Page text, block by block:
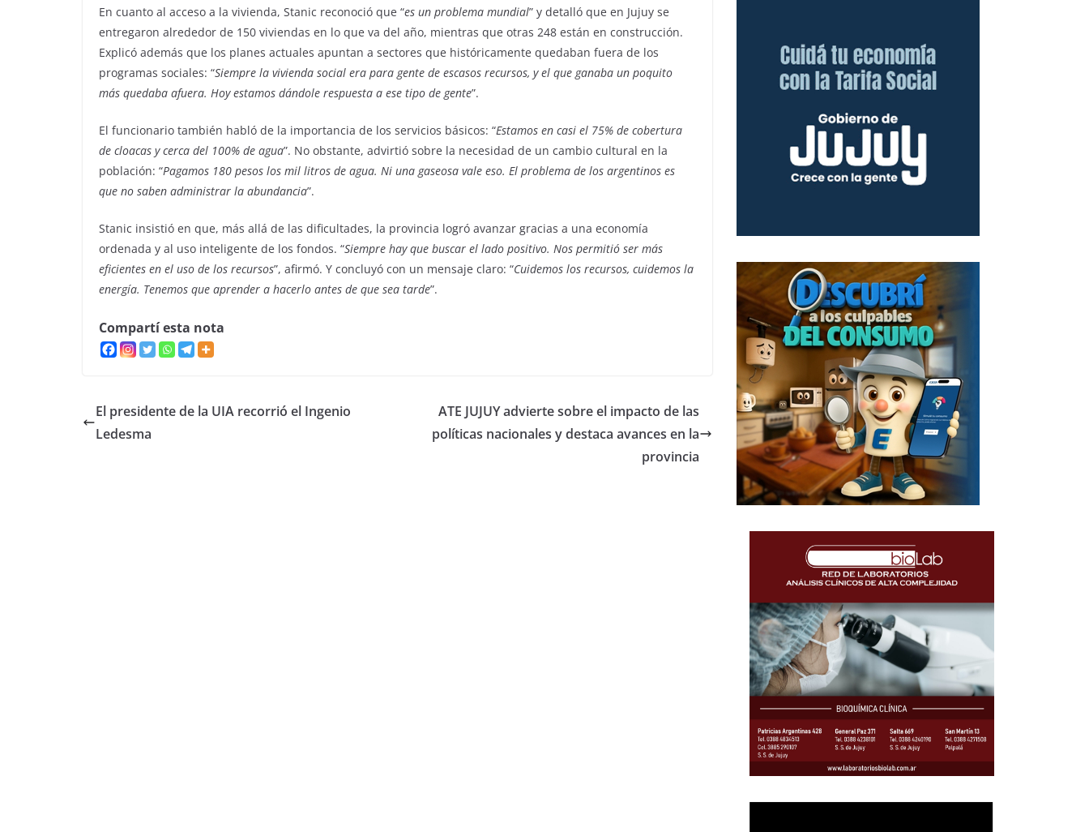
En cuanto al acceso a la vivienda, Stanic reconoció que “es un problema mundial” y detalló que en Jujuy se
entregaron alrededor de 150 viviendas en lo que va del año, mientras que otras 248 están en construcción.
Explicó además que los planes actuales apuntan a sectores que históricamente quedaban fuera de los
programas sociales: “Siempre la vivienda social era para gente de escasos recursos, y el que ganaba un poquito
más quedaba afuera. Hoy estamos dándole respuesta a ese tipo de gente”.
El funcionario también habló de la importancia de los servicios básicos: “Estamos en casi el 75% de cobertura
de cloacas y cerca del 100% de agua”. No obstante, advirtió sobre la necesidad de un cambio cultural en la
población: “Pagamos 180 pesos los mil litros de agua. Ni una gaseosa vale eso. El problema de los argentinos es
que no saben administrar la abundancia”.
Stanic insistió en que, más allá de las dificultades, la provincia logró avanzar gracias a una economía
ordenada y al uso inteligente de los fondos. “Siempre hay que buscar el lado positivo. Nos permitió ser más
eficientes en el uso de los recursos”, afirmó. Y concluyó con un mensaje claro: “Cuidemos los recursos, cuidemos la
energía. Tenemos que aprender a hacerlo antes de que sea tarde”.
Compartí esta nota
El presidente de la UIA recorrió el Ingenio
Ledesma
ATE JUJUY advierte sobre el impacto de las
políticas nacionales y destaca avances en la
provincia